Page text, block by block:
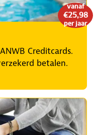
vanaf
€25,98
per jaar
Creditcards.
betalen.